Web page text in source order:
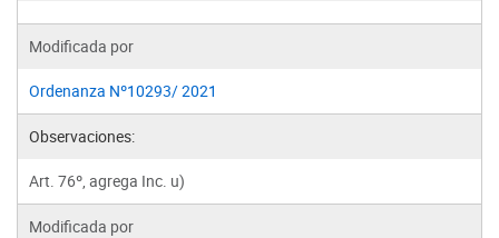
Modificada por
Ordenanza Nº10293/ 2021
Observaciones:
Art. 76º, agrega Inc. u)
Modificada por